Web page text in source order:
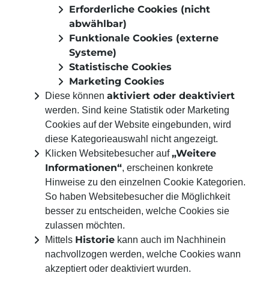
Erforderliche Cookies (nicht
abwählbar)
Funktionale Cookies (externe
Systeme)
Statistische Cookies
Marketing Cookies
Diese können aktiviert oder deaktiviert
werden. Sind keine Statistik oder Marketing
Cookies auf der Website eingebunden, wird
diese Kategorieauswahl nicht angezeigt.
Klicken Website­besucher auf„Weitere
Informationen“, erscheinen konkrete
Hinweise zu den einzelnen Cookie Kategorien.
So haben Website­besucher die Möglich­keit
besser zu entscheiden, welche Cookies sie
zulassen möchten.
Mittels Historie kann auch im Nachhinein
nachvollzogen werden, welche Cookies wann
akzeptiert oder deaktiviert wurden.